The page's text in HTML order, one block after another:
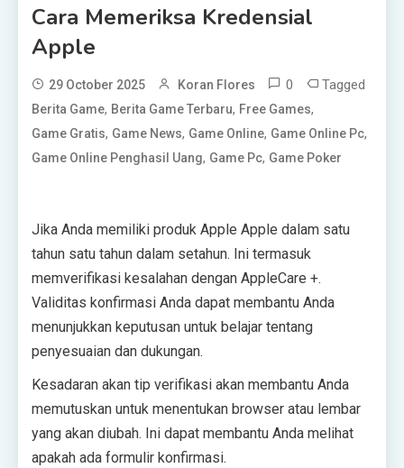
Cara Memeriksa Kredensial
Apple
29 October 2025 Koran Flores 0 Tagged
Berita Game, Berita Game Terbaru, Free Games,
Game Gratis, Game News, Game Online, Game Online Pc,
Game Online Penghasil Uang, Game Pc, Game Poker
Jika Anda memiliki produk Apple Apple dalam satu
tahun satu tahun dalam setahun. Ini termasuk
memverifikasi kesalahan dengan AppleCare +.
Validitas konfirmasi Anda dapat membantu Anda
menunjukkan keputusan untuk belajar tentang
penyesuaian dan dukungan.
Kesadaran akan tip verifikasi akan membantu Anda
memutuskan untuk menentukan browser atau lembar
yang akan diubah. Ini dapat membantu Anda melihat
apakah ada formulir konfirmasi.